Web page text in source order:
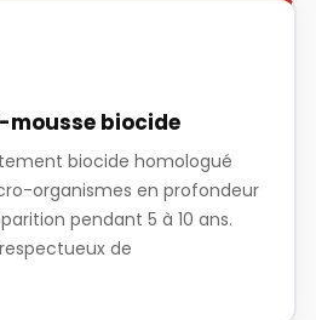
biocide
biocide homologué
organismes en profondeur
pendant 5 à 10 ans.
de